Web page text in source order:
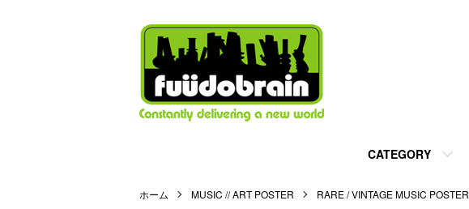
CATEGORY
ホーム MUSIC // ART POSTER RARE / VINTAGE MUSIC POSTER